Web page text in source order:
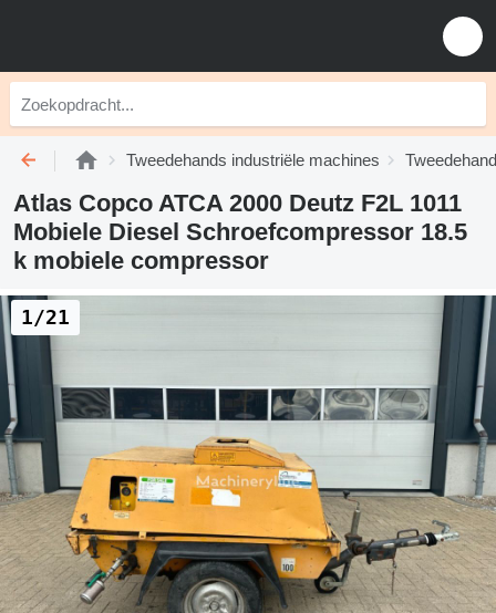
Tweedehands industriële machines
Atlas Copco ATCA 2000 Deutz F2L 1011
Mobiele Diesel Schroefcompressor 18.5
k mobiele compressor
1/21